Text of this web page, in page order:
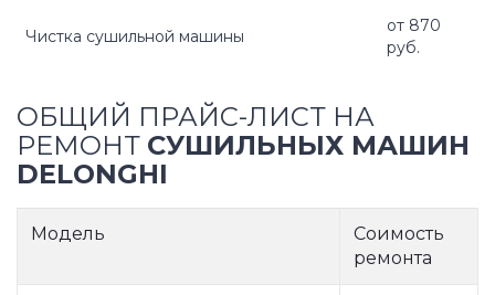
Чистка сушильной машины
от 870
руб.
ОБЩИЙ ПРАЙС-ЛИСТ НА
РЕМОНТ СУШИЛЬНЫХ МАШИН
DELONGHI
Модель
Соимость
ремонта